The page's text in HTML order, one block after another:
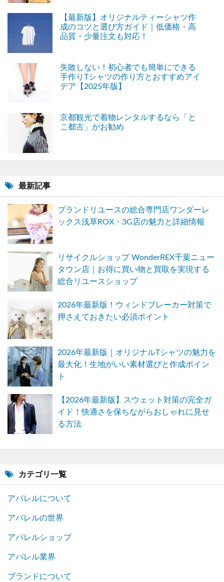
【最新版】オリジナルティーシャツ作
成のコツと選び方ガイド｜低価格・高
品質・少量注文も対応！
失敗しない！初心者でも簡単にできる
手作りTシャツの作り方とおすすめアイ
デア【2025年版】
京都観光で着物レンタルするなら「と
こ都古」がお勧め
最新記事
ブランドリユースの総合専門店ワンダーレ
ックス浅草ROX・3G店の魅力と詳細情報
リサイクルショップ WonderREX千葉ニュー
タウン店｜お得に買い物と買取を実現する
総合リユースショップ
2026年最新版！ウィンドブレーカー対策で
押さえておきたい必須ポイント
2026年最新版｜オリジナルTシャツの魅力を
最大化！生地がいい素材選びと作成ポイン
ト
【2026年最新版】スウェット対策の完全ガ
イド！快適さを保ちながらおしゃれに見せ
る方法
カテゴリ一覧
アパレルについて
アパレルの世界
アパレルショップ
アパレル業界
ブランドについて